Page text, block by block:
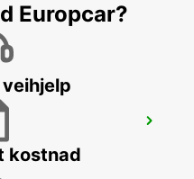
OFF ONLY)
Europcar?
kostnad